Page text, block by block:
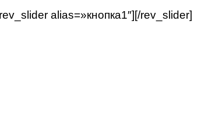
alias=»кнопка1″][/rev_slider]